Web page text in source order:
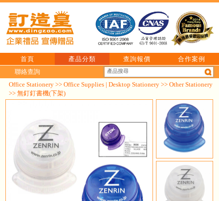
首頁 產品分類 查詢報價
合作案例
聯絡查詢
Office Stationery >> Office Supplies | Desktop Stationery >> Other Stationery
>> 無釘釘書機(下架)